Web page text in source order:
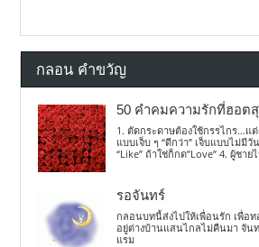
กลอน คำขวัญ
50 คำคมความรักที่ฮอต
1. ตัดกระดาษต้องใช้กรรไกร…แต่
แบบเจ็บ ๆ “ดีกว่า” เจ็บแบบไม่มี
“Like” ถ้าใช่ก็กด”Love” 4. ผู้ชา
รอจันทร์
กลอนบทนี้ส่งไปให้เพื่อนรัก เพื่อ
อยู่ต่างบ้านแสนไกลไม่คืนมา จัน
แรม